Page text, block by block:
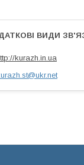
kurazh.in.ua